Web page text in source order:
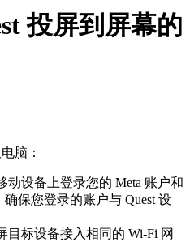
投屏到屏幕的
脑：
动设备上登录您的 Meta 账户和
确保您登录的账户与 Quest 设
目标设备接入相同的 Wi-Fi 网